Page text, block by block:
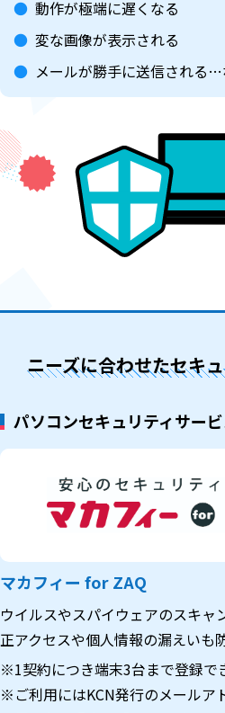
動作が極端に遅くなる
変な画像が表示される
メールが勝手に送信される
ニーズに合わせたセキ
パソコンセキュリティサー
マカフィー for ZAQ
ウイルスやスパイウェアのスキャ
正アクセスや個人情報の漏えいも
※1契約につき端末3台まで登録で
※ご利用にはKCN発行のメールア